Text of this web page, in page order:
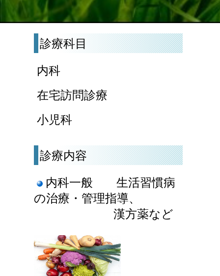
診療科目
内科
在宅訪問診療
小児科
診療内容
内科一般 生活習慣病
の治療・管理指導、
漢方薬など